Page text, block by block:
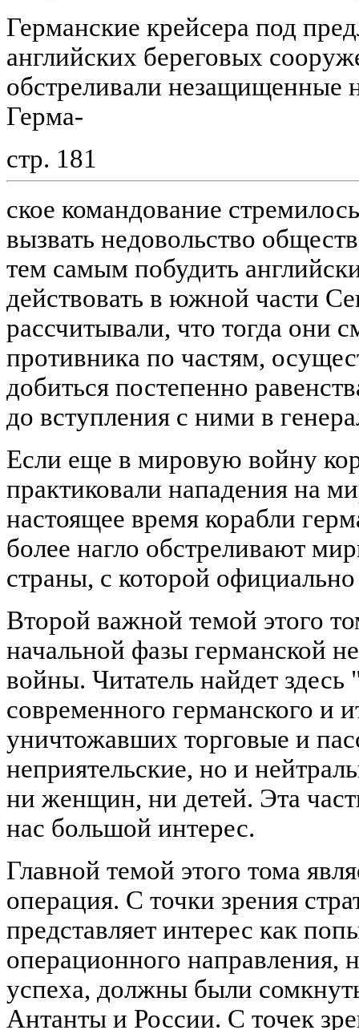
Германские крейсера под
английских береговых
обстреливали незащищенные
Герма-
стр. 181
ское командование
вызвать недовольство
тем самым побудить
действовать в южной части
рассчитывали, что тогда они
противника по частям,
добиться постепенно
до вступления с ними в
Если еще в мировую войну
практиковали нападения на
настоящее время корабли
более нагло обстреливают
страны, с которой
Второй важной темой этого
начальной фазы германской
войны. Читатель найдет здесь
современного германского и
уничтожавших торговые и
неприятельские, но и
ни женщин, ни детей. Эта
нас большой интерес.
Главной темой этого тома
операция. С точки зрения
представляет интерес как
операционного направления,
успеха, должны были
Антанты и России. С точек